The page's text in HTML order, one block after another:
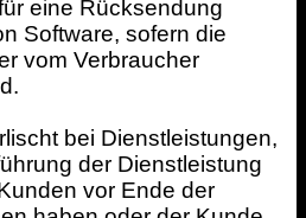
eine Rücksendung
Software, sofern die
vom Verbraucher
bei Dienstleistungen,
der Dienstleistung
vor Ende der